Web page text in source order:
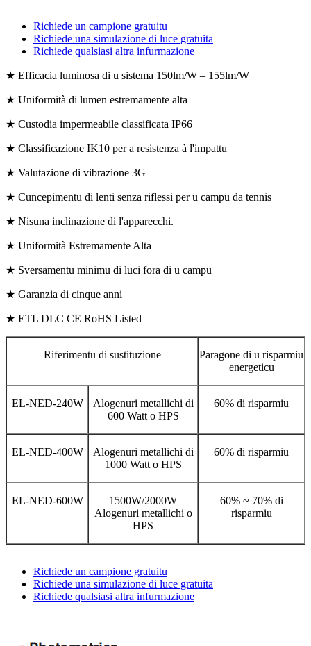
Richiede un campione gratuitu
Richiede una simulazione di luce gratuita
Richiede qualsiasi altra infurmazione
★ Efficacia luminosa di u sistema 150lm/W – 155lm/W
★ Uniformità di lumen estremamente alta
★ Custodia impermeabile classificata IP66
★ Classificazione IK10 per a resistenza à l'impattu
★ Valutazione di vibrazione 3G
★ Cuncepimentu di lenti senza riflessi per u campu da tennis
★ Nisuna inclinazione di l'apparecchi.
★ Uniformità Estremamente Alta
★ Sversamentu minimu di luci fora di u campu
★ Garanzia di cinque anni
★ ETL DLC CE RoHS Listed
Riferimentu di sustituzione
Paragone di u risparmiu
energeticu
EL-NED-240W
Alogenuri metallichi di
600 Watt o HPS
60% di risparmiu
EL-NED-400W
Alogenuri metallichi di
1000 Watt o HPS
60% di risparmiu
EL-NED-600W
1500W/2000W
Alogenuri metallichi o
HPS
60% ~ 70% di
risparmiu
Richiede un campione gratuitu
Richiede una simulazione di luce gratuita
Richiede qualsiasi altra infurmazione